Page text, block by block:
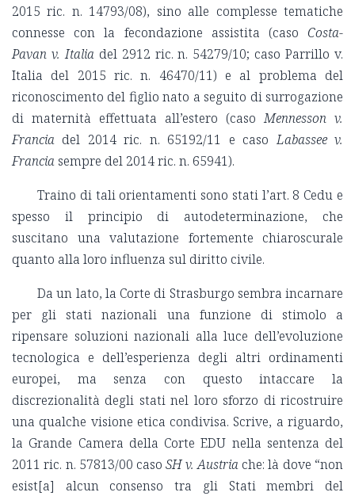
2015 ric. n. 14793/08), sino alle complesse tematiche
connesse con la fecondazione assistita (caso Costa-
Pavan v. Italiadel 2912 ric. n. 54279/10; caso Parrillo v.
Italia del 2015 ric. n. 46470/11) e al problema del
riconoscimento del figlio nato a seguito di surrogazione
di maternità effettuata all’estero (casoMennesson v.
Francia del 2014 ric. n. 65192/11 e casoLabassee v.
Francia sempre del 2014 ric. n. 65941).
Traino di tali orientamenti sono stati l’art. 8 Cedu e
spesso il principio di autodeterminazione, che
suscitano una valutazione fortemente chiaroscurale
quanto alla loro influenza sul diritto civile.
Da un lato, la Corte di Strasburgo sembra incarnare
per gli stati nazionali una funzione di stimolo a
ripensare soluzioni nazionali alla luce dell’evoluzione
tecnologica e dell’esperienza degli altri ordinamenti
europei, ma senza con questo intaccare la
discrezionalità degli stati nel loro sforzo di ricostruire
una qualche visione etica condivisa. Scrive, a riguardo,
la Grande Camera della Corte EDU nella sentenza del
2011 ric. n. 57813/00 casoSH v. Austriache: là dove “non
esist[a] alcun consenso tra gli Stati membri del